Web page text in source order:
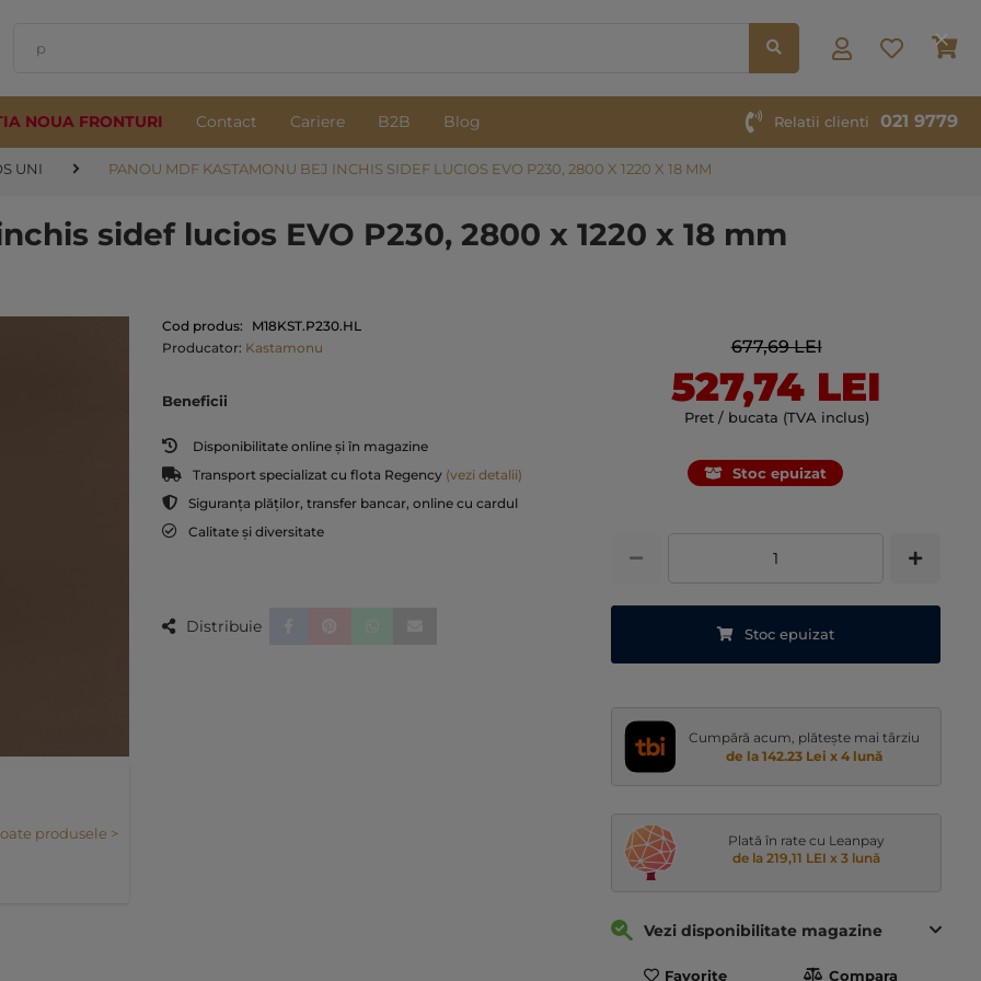
NOUA FRONTURI Contact Cariere B2B Blog Relatii clienti 021 9779
UNI PANOU MDF KASTAMONU BEJ INCHIS SIDEF LUCIOS EVO P230, 2800 X 1220 X 18 MM
produsele >
sidef lucios EVO P230, 2800 x 1220 x 18 mm
677,69 LEI
527,74 LEI
Pret / bucata (TVA inclus)
Stoc epuizat
Stoc epuizat
Cumpără acum, plătește mai târziu
de la 142.23 Lei x 4 lună
Plată în rate cu Leanpay
de la 219,11 LEI x 3 lună
Vezi disponibilitate magazine
Favorite Compara
Cod produs:
M18KST.P230.HL
Producator: Kastamonu
Beneficii
Disponibilitate online și în magazine
Transport specializat cu flota Regency (vezi detalii)
Siguranța plăților, transfer bancar, online cu cardul
Calitate și diversitate
Distribuie